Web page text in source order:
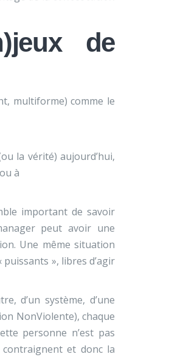
de
multiforme) comme le
la vérité) aujourd’hui,
à
important de savoir
peut avoir une
Une même situation
», libres d’agir
d’un système, d’une
NonViolente), chaque
personne n’est pas
contraignent et donc la